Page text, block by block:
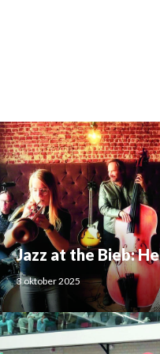
Jazz at the Bieb:
3 oktober 2025